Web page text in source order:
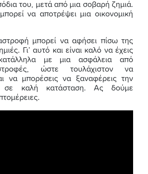
του, μετά από μια σοβαρή ζημιά.
να αποτρέψει μια οικονομική
μπορεί να αφήσει πίσω της
Γι’ αυτό και είναι καλό να έχεις
κατάλληλα με μια ασφάλεια από
ώστε τουλάχιστον να
να μπορέσεις να ξαναφέρεις την
σε καλή κατάσταση. Ας δούμε